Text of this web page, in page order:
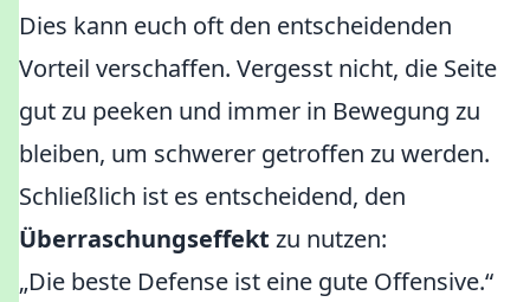
Dies kann euch oft den entscheidenden
Vorteil verschaffen. Vergesst nicht, die Seite
gut zu peeken und immer in Bewegung zu
bleiben, um schwerer getroffen zu werden.
Schließlich ist es entscheidend, den
Überraschungseffekt zu nutzen:
„Die beste Defense ist eine gute Offensive.“